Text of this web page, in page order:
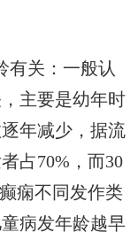
有关：一般认
主要是幼年时
年减少，据流
占70%，而30
痫不同发作类
病发年龄越早